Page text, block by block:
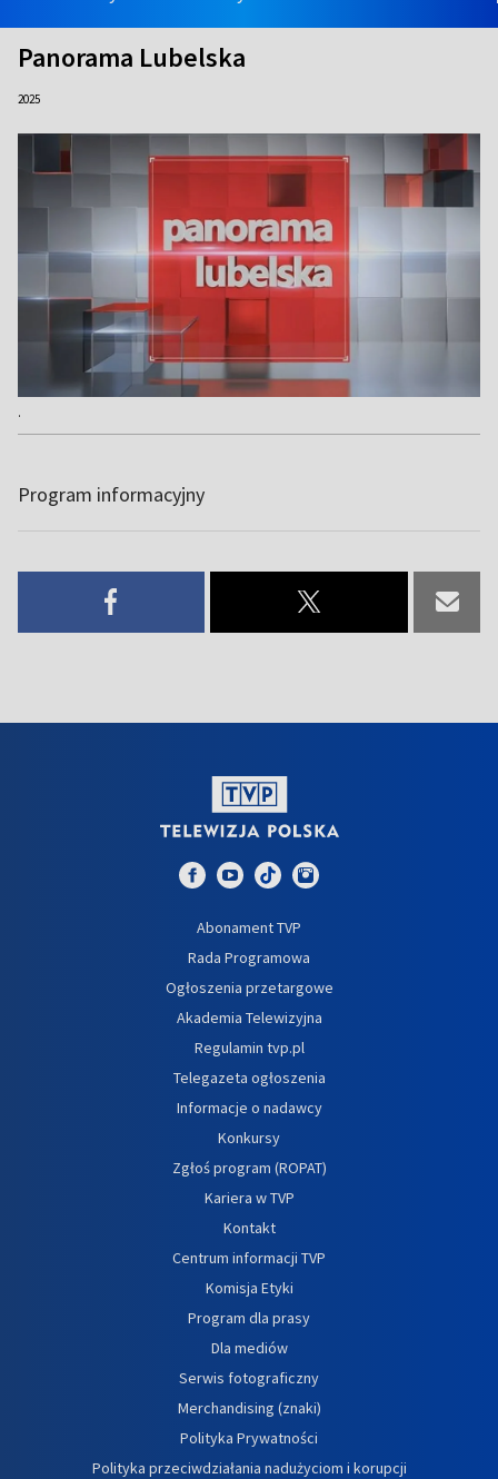
Panorama Lubelska
2025
.
Program informacyjny
Abonament TVP
Rada Programowa
Ogłoszenia przetargowe
Akademia Telewizyjna
Regulamin tvp.pl
Telegazeta ogłoszenia
Informacje o nadawcy
Konkursy
Zgłoś program (ROPAT)
Kariera w TVP
Kontakt
Centrum informacji TVP
Komisja Etyki
Program dla prasy
Dla mediów
Serwis fotograficzny
Merchandising (znaki)
Polityka Prywatności
Polityka przeciwdziałania nadużyciom i korupcji